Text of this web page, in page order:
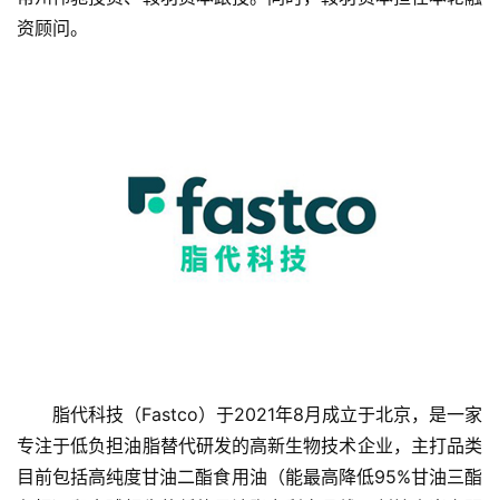
页
融
资顾问。
脂代科技（Fastco）于2021年8月成立于北京，是一家
专注于低负担油脂替代研发的高新生物技术企业，主打品类
目前包括高纯度甘油二酯食用油（能最高降低95%甘油三酯